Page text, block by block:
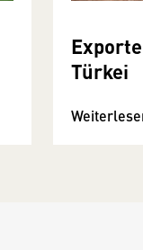
Türkei